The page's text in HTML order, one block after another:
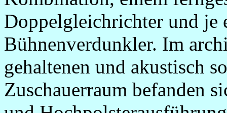
Doppelgleichrichter und je
Bühnenverdunkler. Im
gehaltenen und akustisch
Zuschauerraum befanden